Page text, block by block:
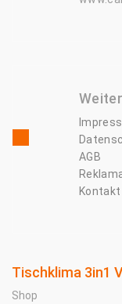
AGB
Kontakt
Tischklima 3in1
Shop